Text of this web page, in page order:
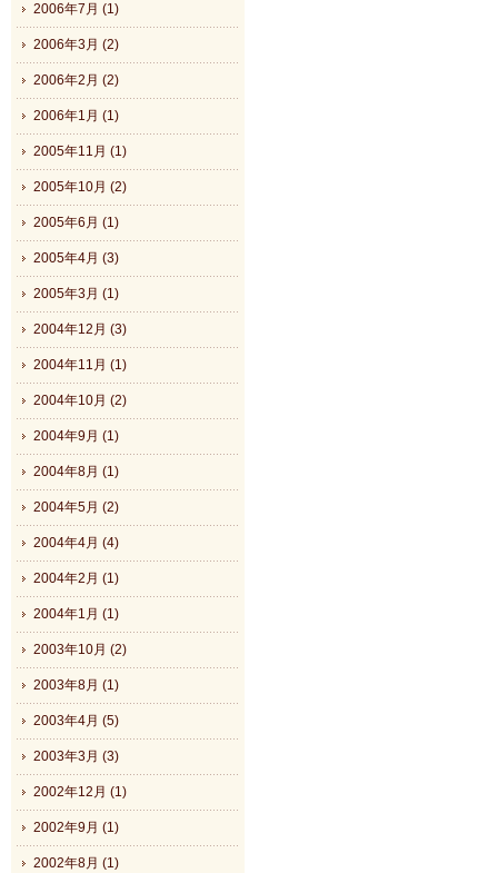
2006年7月 (1)
2006年3月 (2)
2006年2月 (2)
2006年1月 (1)
2005年11月 (1)
2005年10月 (2)
2005年6月 (1)
2005年4月 (3)
2005年3月 (1)
2004年12月 (3)
2004年11月 (1)
2004年10月 (2)
2004年9月 (1)
2004年8月 (1)
2004年5月 (2)
2004年4月 (4)
2004年2月 (1)
2004年1月 (1)
2003年10月 (2)
2003年8月 (1)
2003年4月 (5)
2003年3月 (3)
2002年12月 (1)
2002年9月 (1)
2002年8月 (1)